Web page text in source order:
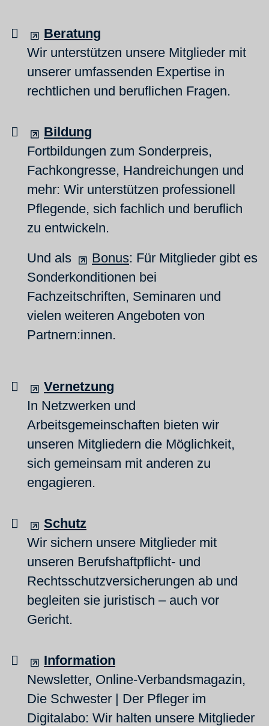
Beratung
Wir unterstützen unsere Mitglieder mit
unserer umfassenden Expertise in
rechtlichen und beruflichen Fragen.
Bildung
Fortbildungen zum Sonderpreis,
Fachkongresse, Handreichungen und
mehr: Wir unterstützen professionell
Pflegende, sich fachlich und beruflich
zu entwickeln.
Und als
Bonus: Für Mitglieder gibt es
Sonderkonditionen bei
Fachzeitschriften, Seminaren und
vielen weiteren Angeboten von
Partnern:innen.
Vernetzung
In Netzwerken und
Arbeitsgemeinschaften bieten wir
unseren Mitgliedern die Möglichkeit,
sich gemeinsam mit anderen zu
engagieren.
Schutz
Wir sichern unsere Mitglieder mit
unseren Berufshaftpflicht- und
Rechtsschutzversicherungen ab und
begleiten sie juristisch – auch vor
Gericht.
Information
Newsletter, Online-Verbandsmagazin,
Die Schwester | Der Pfleger im
Digitalabo: Wir halten unsere Mitglieder